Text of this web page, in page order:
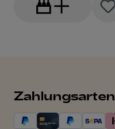
Zahlungsarten